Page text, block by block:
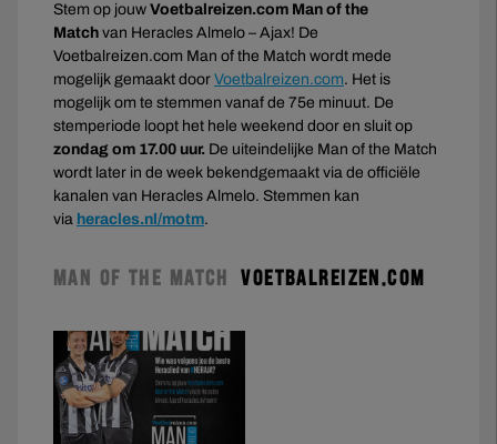
Stem op jouw Voetbalreizen.com Man of the
Match van Heracles Almelo – Ajax! De
Voetbalreizen.com Man of the Match wordt mede
mogelijk gemaakt door Voetbalreizen.com. Het is
mogelijk om te stemmen vanaf de 75e minuut. De
stemperiode loopt het hele weekend door en sluit op
zondag om 17.00 uur. De uiteindelijke Man of the Match
wordt later in de week bekendgemaakt via de officiële
kanalen van Heracles Almelo. Stemmen kan
via heracles.nl/motm.
MAN OF THE MATCH VOETBALREIZEN.COM